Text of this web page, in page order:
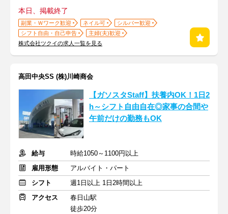
本日、掲載終了
副業・Ｗワーク歓迎 ネイル可
シルバー歓迎
シフト自由・自己申告
主婦(夫)歓迎
株式会社ツクイの求人一覧を見る
高田中央SS (株)川崎商会
【ガソスタStaff】扶養内OK！1日2
h～シフト自由自在◎家事の合間や
午前だけの勤務もOK
給与
時給1050～1100円以上
雇用形態
アルバイト・パート
シフト
週1日以上 1日2時間以上
アクセス
春日山駅
徒歩20分